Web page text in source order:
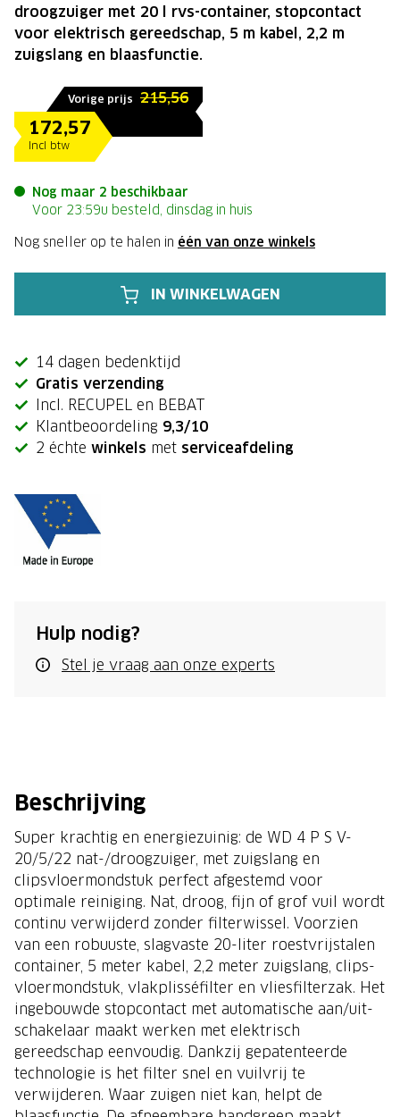
Vorige prijs 215,56
172,57
Incl btw
Nog maar 2 beschikbaar
Voor 23:59u besteld, dinsdag in huis
Nog sneller op te halen in één van onze winkels
IN WINKELWAGEN
14 dagen bedenktijd
Gratis verzending
Incl. RECUPEL en BEBAT
Klantbeoordeling 9,3/10
2 échte winkels met serviceafdeling
Hulp nodig?
Stel je vraag aan onze experts
droogzuiger met 20 l rvs-container, stopcontact
voor elektrisch gereedschap, 5 m kabel, 2,2 m
zuigslang en blaasfunctie.
Beschrijving
Super krachtig en energiezuinig: de WD 4 P S V-
20/5/22 nat-/droogzuiger, met zuigslang en
clipsvloermondstuk perfect afgestemd voor
optimale reiniging. Nat, droog, fijn of grof vuil wordt
continu verwijderd zonder filterwissel. Voorzien
van een robuuste, slagvaste 20-liter roestvrijstalen
container, 5 meter kabel, 2,2 meter zuigslang, clips-
vloermondstuk, vlakplisséfilter en vliesfilterzak. Het
ingebouwde stopcontact met automatische aan/uit-
schakelaar maakt werken met elektrisch
gereedschap eenvoudig. Dankzij gepatenteerde
technologie is het filter snel en vuilvrij te
verwijderen. Waar zuigen niet kan, helpt de